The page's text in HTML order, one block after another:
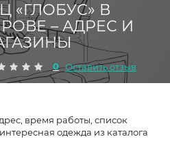
«ГЛОБУС» В
– АДРЕС И
0 Оставить отзыв
время работы, список
одежда из каталога